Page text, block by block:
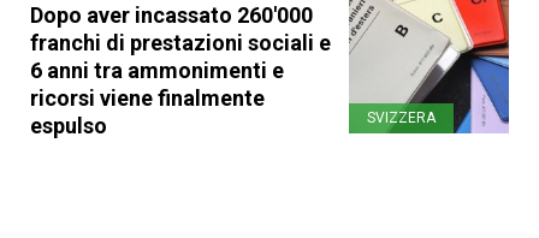
Dopo aver incassato 260'000
franchi di prestazioni sociali e
6 anni tra ammonimenti e
ricorsi viene finalmente
espulso
SVIZZERA